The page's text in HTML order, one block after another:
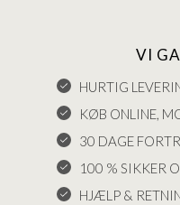
VI
HURTIG
KØB ONLINE,
30 DAGE
100 % SIKKER
HJÆLP &